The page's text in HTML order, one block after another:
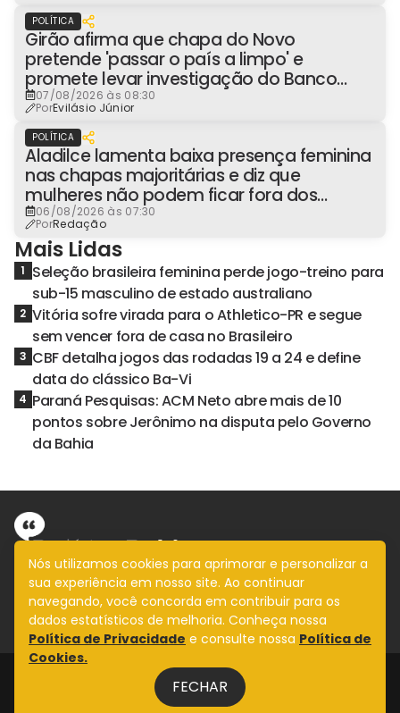
POLÍTICA
Girão afirma que chapa do Novo
pretende 'passar o país a limpo' e
promete levar investigação do Banco
Master à Presidência
07/08/2026 às 08:30
PorEvilásio Júnior
POLÍTICA
Aladilce lamenta baixa presença feminina
nas chapas majoritárias e diz que
mulheres não podem ficar fora dos
espaços de poder
06/08/2026 às 07:30
PorRedação
Mais Lidas
1 Seleção brasileira feminina perde jogo-treino para
sub-15 masculino de estado australiano
2 Vitória sofre virada para o Athletico-PR e segue
sem vencer fora de casa no Brasileiro
3 CBF detalha jogos das rodadas 19 a 24 e define
data do clássico Ba-Vi
4 Paraná Pesquisas: ACM Neto abre mais de 10
pontos sobre Jerônimo na disputa pelo Governo
da Bahia
Informação com imparcialidade
SIGA
Design by NVGO
Fale Conosco
Nós utilizamos cookies para aprimorar e personalizar a
sua experiência em nosso site. Ao continuar
navegando, você concorda em contribuir para os
dados estatísticos de melhoria. Conheça nossa
Política de Privacidade e consulte nossa Política de
Cookies.
FECHAR